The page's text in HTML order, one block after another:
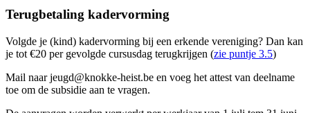
Terugbetaling kadervorming
Volgde je (kind) kadervorming bij een erkende vereniging? Dan kan
je tot €20 per gevolgde cursusdag terugkrijgen (zie puntje 3.5)
Mail naar jeugd@knokke-heist.be en voeg het attest van deelname
toe om de subsidie aan te vragen.